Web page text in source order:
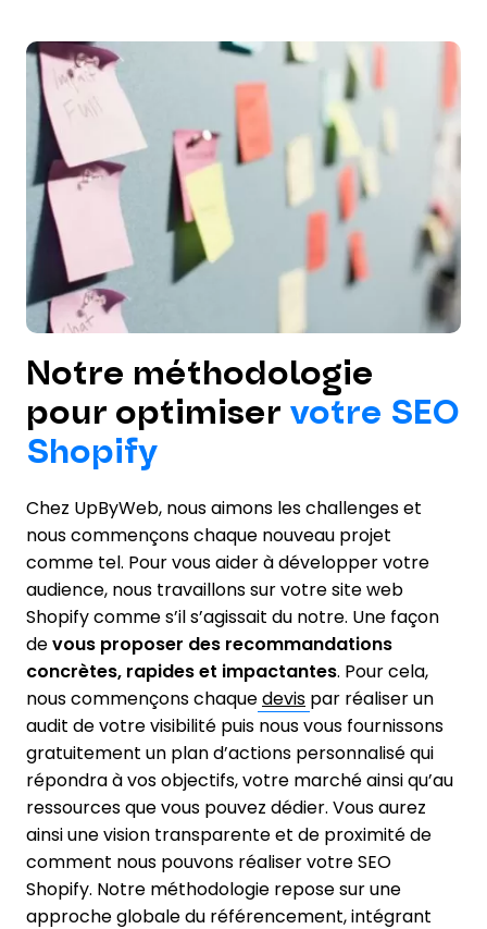
Notre méthodologie
pour optimiser votre SEO
Shopify
Chez UpByWeb, nous aimons les challenges et
nous commençons chaque nouveau projet
comme tel. Pour vous aider à développer votre
audience, nous travaillons sur votre site web
Shopify comme s’il s’agissait du notre. Une façon
devous proposer des recommandations
concrètes, rapides et impactantes. Pour cela,
nous commençons chaquedevis par réaliser un
audit de votre visibilité puis nous vous fournissons
gratuitement un plan d’actions personnalisé qui
répondra à vos objectifs, votre marché ainsi qu’au
ressources que vous pouvez dédier. Vous aurez
ainsi une vision transparente et de proximité de
comment nous pouvons réaliser votre SEO
Shopify. Notre méthodologie repose sur une
approche globale du référencement, intégrant